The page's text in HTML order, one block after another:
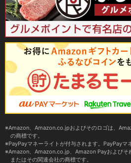
Amazon、Amazon.co.jpおよびそのロゴは、
の商標です。
PayPayマネーライトが付与されます。PayPayマ
Amazon、Amazon.co.jp、Amazon Payおよびそ
またはその関連会社の商標です。